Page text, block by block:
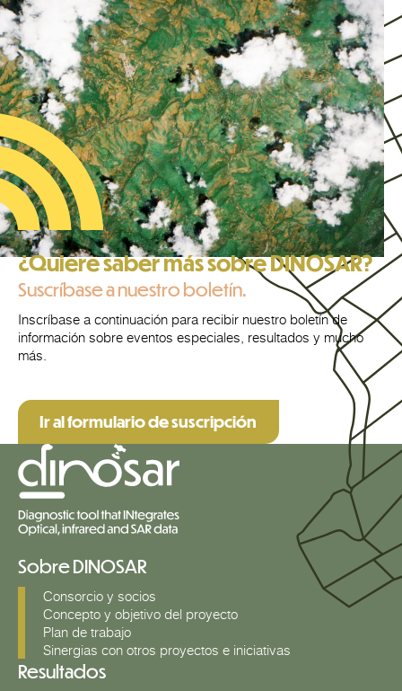
¿Quiere saber más sobre DINOSAR?
Suscríbase a nuestro boletín.
Inscríbase a continuación para recibir nuestro boletín de
información sobre eventos especiales, resultados y mucho
más.
Ir al formulario de suscripción
Sobre DINOSAR
Consorcio y socios
Concepto y objetivo del proyecto
Plan de trabajo
Sinergias con otros proyectos e iniciativas
Resultados